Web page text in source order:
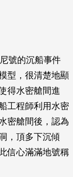
號的沉船事件
型，很清楚地顯
得水密艙間進
工程師利用水密
密艙間後，認為
，頂多下沉傾
信心滿滿地號稱